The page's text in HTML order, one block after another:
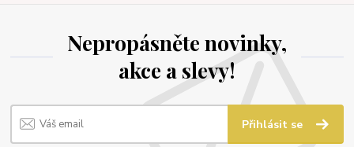
Nepropásněte novinky,
akce a slevy!
Přihlásit se